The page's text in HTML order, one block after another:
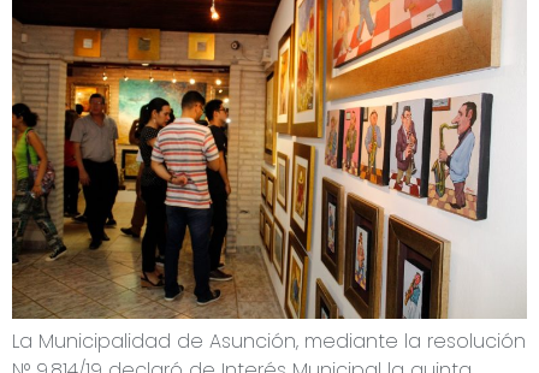
La Municipalidad de Asunción, mediante la resolución